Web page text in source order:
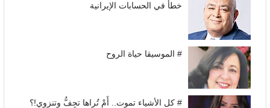
خطأ في الحسابات الإيرانية
# الموسيقا حياة الروح
# كل الأشياء تموت.. أَمْ تُراها تجِفُّ وتنزوي!؟